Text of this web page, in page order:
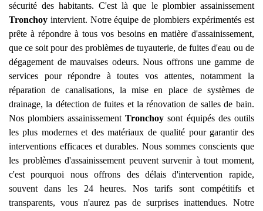
sécurité des habitants. C'est là que le plombier assainissement
Tronchoy intervient. Notre équipe de plombiers expérimentés est
prête à répondre à tous vos besoins en matière d'assainissement,
que ce soit pour des problèmes de tuyauterie, de fuites d'eau ou de
dégagement de mauvaises odeurs. Nous offrons une gamme de
services pour répondre à toutes vos attentes, notamment la
réparation de canalisations, la mise en place de systèmes de
drainage, la détection de fuites et la rénovation de salles de bain.
Nos plombiers assainissementTronchoy sont équipés des outils
les plus modernes et des matériaux de qualité pour garantir des
interventions efficaces et durables. Nous sommes conscients que
les problèmes d'assainissement peuvent survenir à tout moment,
c'est pourquoi nous offrons des délais d'intervention rapide,
souvent dans les 24 heures. Nos tarifs sont compétitifs et
transparents, vous n'aurez pas de surprises inattendues. Notre